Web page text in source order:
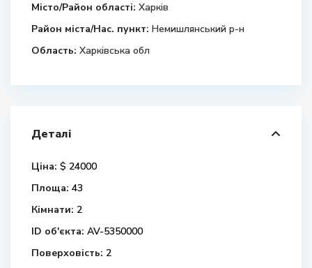
Місто/Район області: Харків
Район міста/Нас. пункт: Немишлянський р-н
Область: Харківська обл
Деталі
Ціна: $ 24000
Площа: 43
Кімнати: 2
ID об'єкта: AV-5350000
Поверховість: 2